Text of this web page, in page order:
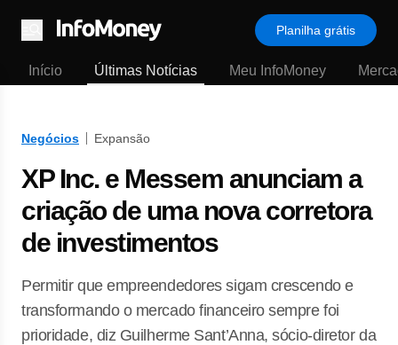
Menu
Planilha grátis
Início Últimas Notícias Meu InfoMoney
Negócios Expansão
XP Inc. e Messem anunciam a
criação de uma nova corretora
de investimentos
Permitir que empreendedores sigam crescendo e
transformando o mercado financeiro sempre foi
prioridade, diz Guilherme Sant’Anna, sócio-diretor da